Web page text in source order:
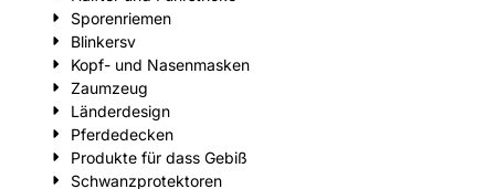
Sporenriemen
Blinkersv
Kopf- und Nasenmasken
Zaumzeug
Länderdesign
Pferdedecken
Produkte für dass Gebiß
Schwanzprotektoren